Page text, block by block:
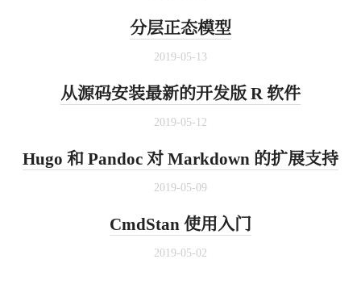
分层正态模型
2019-05-13
从源码安装最新的开发版 R 软件
2019-05-12
Hugo 和 Pandoc 对 Markdown 的扩展支持
2019-05-09
CmdStan 使用入门
2019-05-02